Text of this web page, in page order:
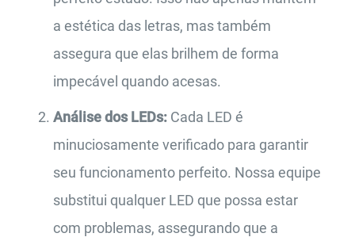
a estética das letras, mas também
assegura que elas brilhem de forma
impecável quando acesas.
Análise dos LEDs:Cada LED é
minuciosamente verificado para garantir
seu funcionamento perfeito. Nossa equipe
substitui qualquer LED que possa estar
com problemas, assegurando que a